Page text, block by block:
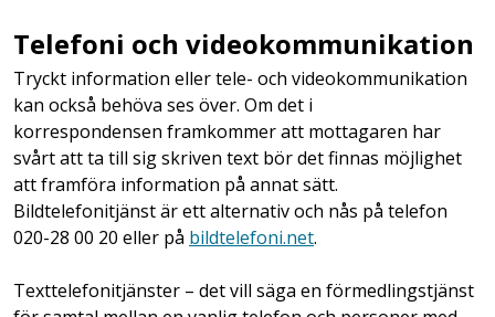
Telefoni och videokommunikation
Tryckt information eller tele- och videokommunikation
kan också behöva ses över. Om det i
korrespondensen framkommer att mottagaren har
svårt att ta till sig skriven text bör det finnas möjlighet
att framföra information på annat sätt.
Bildtelefonitjänst är ett alternativ och nås på telefon
020-28 00 20 eller på bildtelefoni.net.
Texttelefonitjänster – det vill säga en förmedlingstjänst